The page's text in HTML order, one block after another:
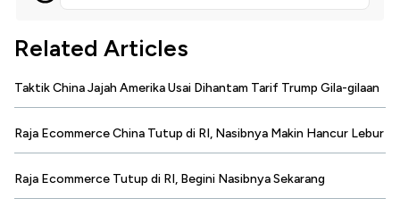
Related Articles
Taktik China Jajah Amerika Usai Dihantam Tarif Trump Gila-gilaan
Raja Ecommerce China Tutup di RI, Nasibnya Makin Hancur Lebur
Raja Ecommerce Tutup di RI, Begini Nasibnya Sekarang